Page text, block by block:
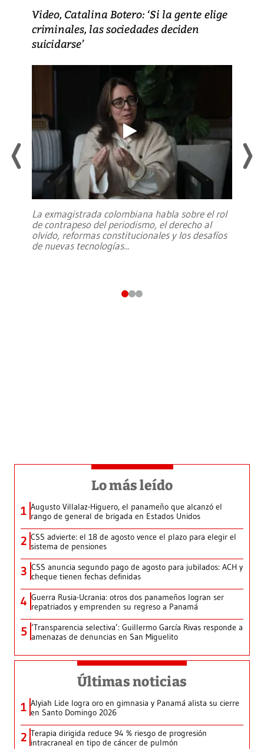
Video, Catalina Botero: ‘Si la gente elige
criminales, las sociedades deciden
suicidarse’
La exmagistrada colombiana habla sobre el rol
de contrapeso del periodismo, el derecho al
olvido, reformas constitucionales y los desafíos
de nuevas tecnologías...
Lo más leído
1 Augusto Villalaz-Higuero, el panameño que alcanzó el
rango de general de brigada en Estados Unidos
2 CSS advierte: el 18 de agosto vence el plazo para elegir el
sistema de pensiones
3 CSS anuncia segundo pago de agosto para jubilados: ACH y
cheque tienen fechas definidas
4 Guerra Rusia-Ucrania: otros dos panameños logran ser
repatriados y emprenden su regreso a Panamá
5 ‘Transparencia selectiva’: Guillermo García Rivas responde a
amenazas de denuncias en San Miguelito
Últimas noticias
1 Alyiah Lide logra oro en gimnasia y Panamá alista su cierre
en Santo Domingo 2026
2 Terapia dirigida reduce 94 % riesgo de progresión
intracraneal en tipo de cáncer de pulmón